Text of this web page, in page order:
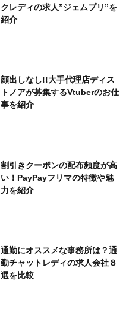
クレディの求人”ジェムプリ”を
紹介
顔出しなし!!大手代理店ディス
トノアが募集するVtuberのお仕
事を紹介
割引きクーポンの配布頻度が高
い！PayPayフリマの特徴や魅
力を紹介
通勤にオススメな事務所は？通
勤チャットレディの求人会社８
選を比較